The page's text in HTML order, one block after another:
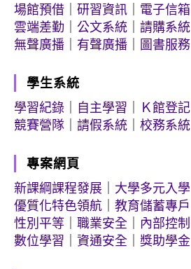
場館預借
研習資訊
電子信箱
雲端差勤
公文系統
請購系統
無聲廣播
有聲廣播 圖書服務
學生系統
學習紀錄
自主學習
Ｋ館登記
競賽營隊
請假系統 校務系統
專案網頁
新課綱課程發展
大學多元入學
優質化特色領航
教育儲蓄專戶
性別平等
職業安全
內部控制
數位學習
資通安全 獎助學金